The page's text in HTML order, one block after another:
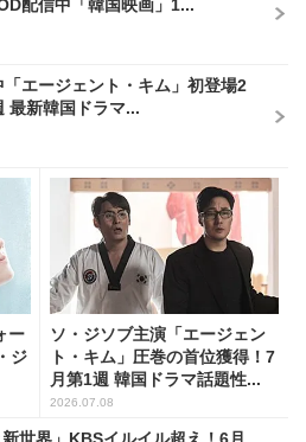
配信中「韓国映画」1...
エージェント・キム」初登場2
最新韓国ドラマ...
ー
ジ
ソ・ジソブ主演「エージェン
ト・キム」圧巻の首位獲得！7
月第1週 韓国ドラマ話題性...
2026.07.08
新世界」KBSイルイル超え！6月